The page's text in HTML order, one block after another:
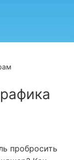
пробросить